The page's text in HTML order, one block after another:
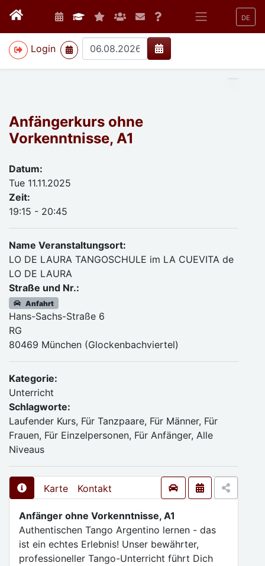
DE
Login
>
Anfängerkurs ohne
Vorkenntnisse, A1
Datum:
Tue 11.11.2025
Zeit:
19:15 - 20:45
Name Veranstaltungsort:
LO DE LAURA TANGOSCHULE im LA CUEVITA de
LO DE LAURA
Straße und Nr.:
Anfahrt
Hans-Sachs-Straße 6
RG
80469 München (Glockenbachviertel)
Kategorie:
Unterricht
Schlagworte:
Laufender Kurs, Für Tanzpaare, Für Männer, Für
Frauen, Für Einzelpersonen, Für Anfänger, Alle
Niveaus
Karte Kontakt
Anfänger ohne Vorkenntnisse, A1
Authentischen Tango Argentino lernen - das
ist ein echtes Erlebnis! Unser bewährter,
professioneller Tango-Unterricht führt Dich